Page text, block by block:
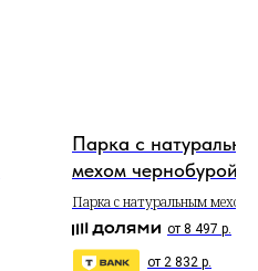
Парка с
мехом чернобурой
Парка с натуральным мехом
чернобурой лисыот 8 497 р.
от 2 832 р.